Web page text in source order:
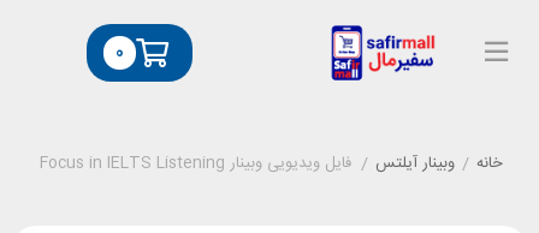
0
خانه / وبینار آیلتس / فایل ویدیویی وبینار Improving Concentration & Focus in IELTS Listening